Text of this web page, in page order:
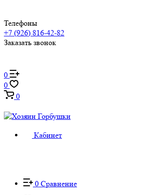
Телефоны
+7 (926) 816-42-82
Заказать звонок
0
0
0
Кабинет
0 Сравнение